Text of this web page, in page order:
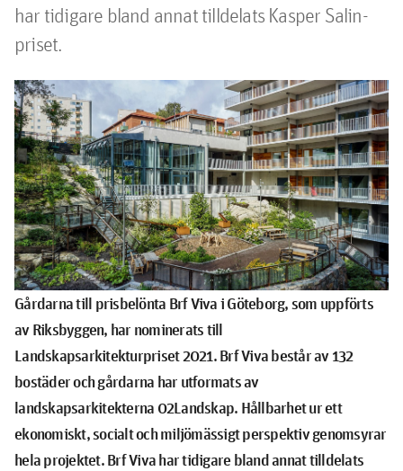
har tidigare bland annat tilldelats Kasper Salin-
priset.
Gårdarna till prisbelönta Brf Viva i Göteborg, som uppförts
av Riksbyggen, har nominerats till
Landskapsarkitekturpriset 2021. Brf Viva består av 132
bostäder och gårdarna har utformats av
landskapsarkitekterna 02Landskap. Hållbarhet ur ett
ekonomiskt, socialt och miljömässigt perspektiv genomsyrar
hela projektet. Brf Viva har tidigare bland annat tilldelats